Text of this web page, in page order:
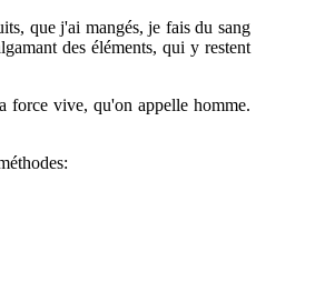
que j'ai mangés, je fais du sang
des éléments, qui y restent
force vive, qu'on appelle homme.